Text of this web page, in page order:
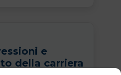
e
della carriera